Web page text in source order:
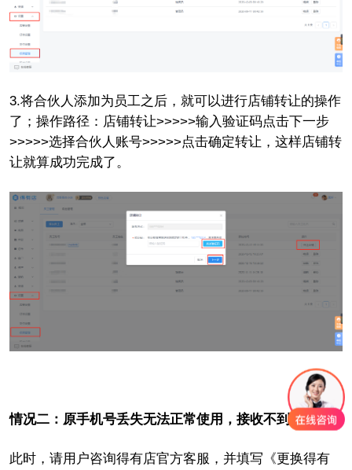
3.将合伙人添加为员工之后，就可以进行店铺转让的操作
了；操作路径：店铺转让>>>>>输入验证码点击下一步
>>>>>选择合伙人账号>>>>>点击确定转让，这样店铺转
让就算成功完成了。
情况二：原手机号丢失无法正常使用，接收不到验证码
此时，请用户咨询得有店官方客服，并填写《更换得有